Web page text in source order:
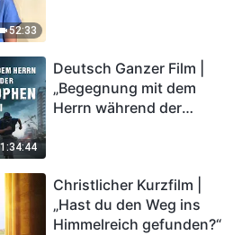
52:33
1:34:44
Deutsch Ganzer Film |
„Begegnung mit dem
Herrn während der
in das Königreich Gottes
eintreten?
Christlicher Kurzfilm |
„Hast du den Weg ins
Himmelreich gefunden?“